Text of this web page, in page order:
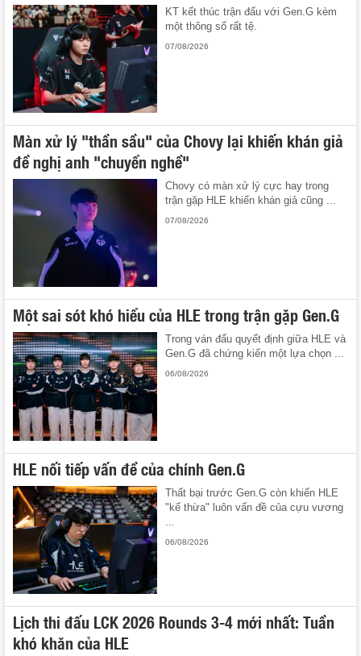
KT kết thúc trận đấu với Gen.G kèm
một thông số rất tệ.
07/08/2026
Màn xử lý "thần sầu" của Chovy lại khiến khán giả
đề nghị anh "chuyển nghề"
Chovy có màn xử lý cực hay trong
trận gặp HLE khiến khán giả cũng ...
07/08/2026
Một sai sót khó hiểu của HLE trong trận gặp Gen.G
Trong ván đấu quyết định giữa HLE và
Gen.G đã chứng kiến một lựa chọn ...
06/08/2026
HLE nối tiếp vấn đề của chính Gen.G
Thất bại trước Gen.G còn khiến HLE
"kế thừa" luôn vấn đề của cựu vương
06/08/2026
Lịch thi đấu LCK 2026 Rounds 3-4 mới nhất: Tuần
khó khăn của HLE